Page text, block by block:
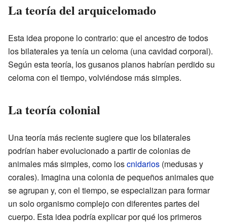
La teoría del arquicelomado
Esta idea propone lo contrario: que el ancestro de todos
los bilaterales ya tenía un celoma (una cavidad corporal).
Según esta teoría, los gusanos planos habrían perdido su
celoma con el tiempo, volviéndose más simples.
La teoría colonial
Una teoría más reciente sugiere que los bilaterales
podrían haber evolucionado a partir de colonias de
animales más simples, como loscnidarios (medusas y
corales). Imagina una colonia de pequeños animales que
se agrupan y, con el tiempo, se especializan para formar
un solo organismo complejo con diferentes partes del
cuerpo. Esta idea podría explicar por qué los primeros